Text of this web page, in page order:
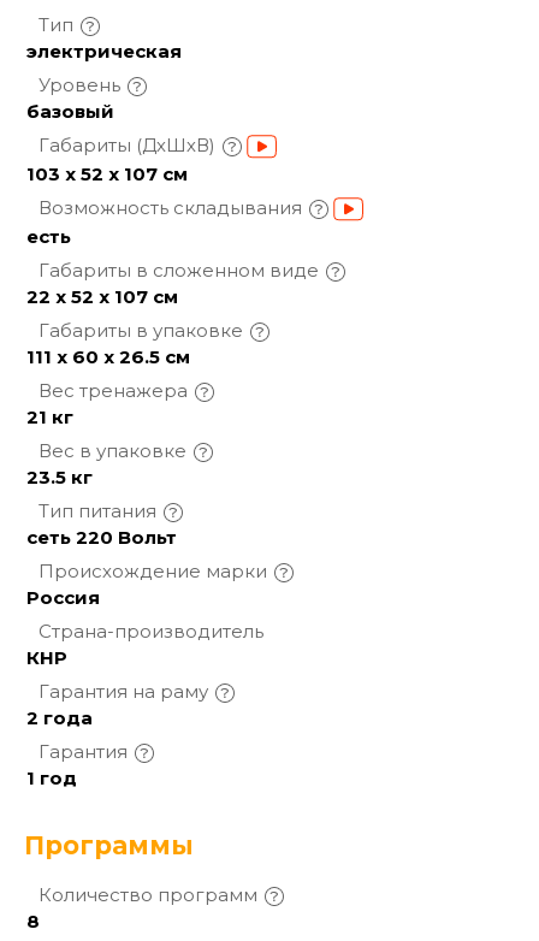
Тип
электрическая
Уровень
базовый
Габариты (ДхШхВ)
103 х 52 х 107 см
Возможность складывания
есть
Габариты в сложенном виде
22 х 52 х 107 см
Габариты в упаковке
111 x 60 x 26.5 см
Вес тренажера
21 кг
Вес в упаковке
23.5 кг
Тип питания
сеть 220 Вольт
Происхождение марки
Россия
Страна-производитель
КНР
Гарантия на раму
2 года
Гарантия
1 год
Программы
Количество программ
8